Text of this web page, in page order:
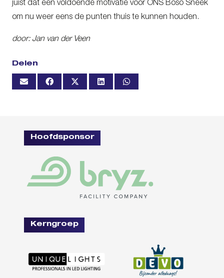
juist dat een voldoende motivatie voor ONS Boso Sneek
om nu weer eens de punten thuis te kunnen houden.
door: Jan van der Veen
Delen
Hoofdsponsor
Kerngroep